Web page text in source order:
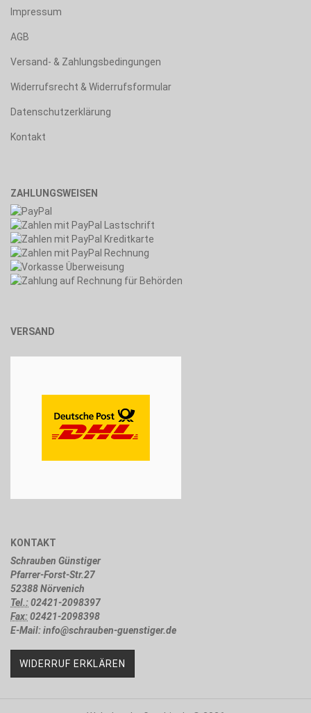
Impressum
AGB
Versand- & Zahlungsbedingungen
Widerrufsrecht & Widerrufsformular
Datenschutzerklärung
Kontakt
ZAHLUNGSWEISEN
VERSAND
KONTAKT
Schrauben Günstiger
Pfarrer-Forst-Str.27
52388 Nörvenich
Tel.:02421-2098397
Fax:02421-2098398
E-Mail: info@schrauben-guenstiger.de
WIDERRUF ERKLÄREN